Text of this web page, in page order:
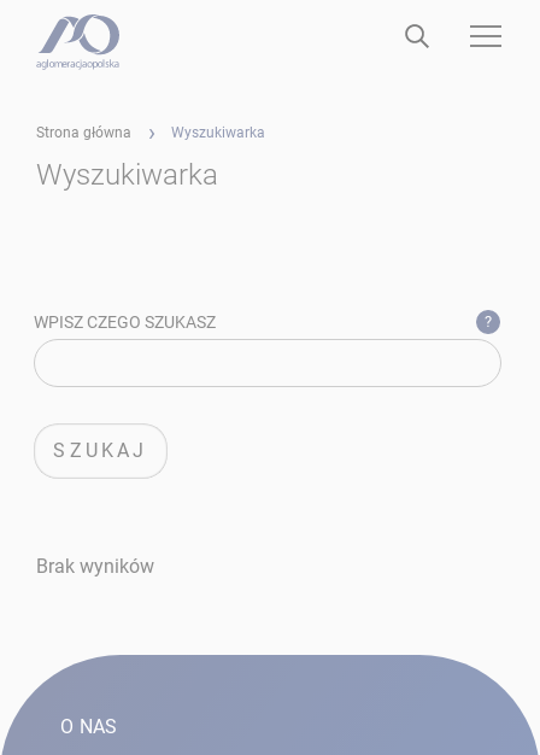
Strona główna Wyszukiwarka
Wyszukiwarka
Wyszukiwarka
WPISZ CZEGO SZUKASZ ?
SZUKAJ
Brak wyników
O NAS